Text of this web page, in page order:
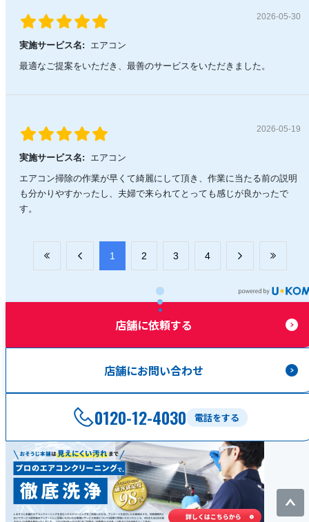
2026-05-30
実施サービス名:
エアコン
最適なご提案をいただき、最善のサービスをいただきました。
2026-05-19
実施サービス名:
エアコン
エアコン掃除の作業が早くて綺麗にして頂き、作業に当たる前の説明
も分かりやすかったし、夫婦で来られてとっても感じが良かったで
す。
​1 ​2 ​3 ​4
店舗に依頼する
店舗にお問い合わせ
電話をする
0120-12-4030